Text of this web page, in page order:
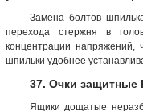
Замена болтов
перехода стержня в
концентрации напряжений,
шпильки удобнее
37. Очки защитные
Ящики дощатые